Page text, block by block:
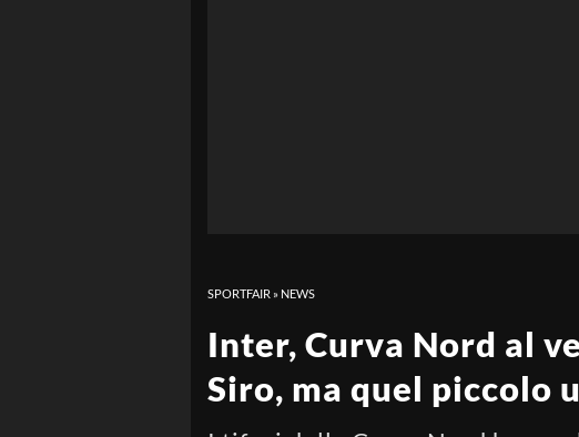
SPORTFAIR » NEWS
Inter, Curva Nord al
Siro, ma quel piccolo